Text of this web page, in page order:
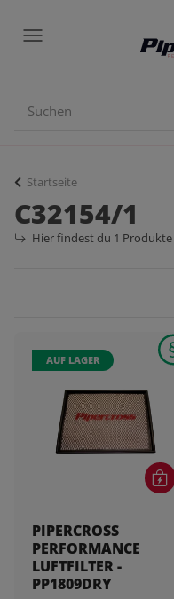
Startseite
C32154/1
Hier findest du 1 Produkte
AUF LAGER
PIPERCROSS
PERFORMANCE
LUFTFILTER -
PP1809DRY